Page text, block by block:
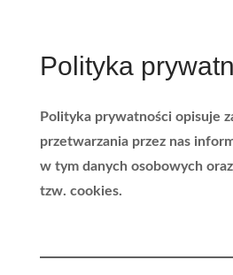
Polityka
Polityka prywatności opisuje
przetwarzania przez nas
w tym danych osobowych
tzw. cookies.